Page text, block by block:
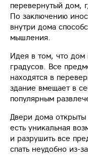
перевернутый дом,
По заключению
внутри дома
мышления.
Идея в том, что дом
градусов. Все
находятся в
здание вмещает в
популярным
Двери дома
есть уникальная
и разрушить все
спать неудобно из-